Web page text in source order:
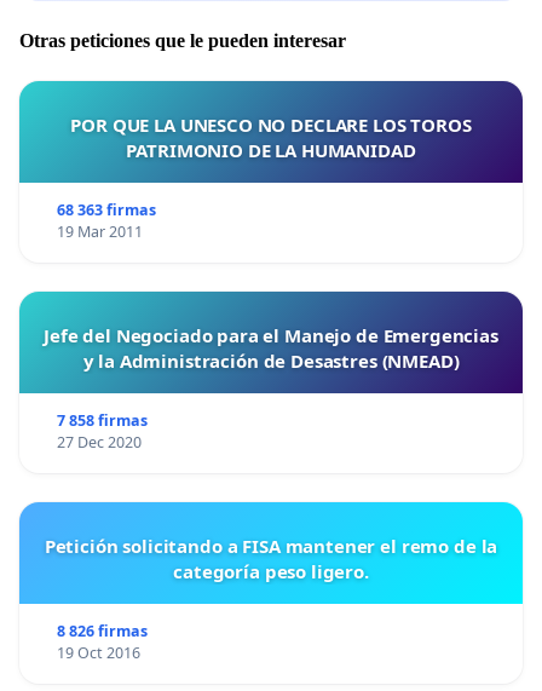
Otras peticiones que le pueden interesar
POR QUE LA UNESCO NO DECLARE LOS TOROS
PATRIMONIO DE LA HUMANIDAD
68 363 firmas
19 Mar 2011
Jefe del Negociado para el Manejo de Emergencias
y la Administración de Desastres (NMEAD)
7 858 firmas
27 Dec 2020
Petición solicitando a FISA mantener el remo de la
categoría peso ligero.
8 826 firmas
19 Oct 2016